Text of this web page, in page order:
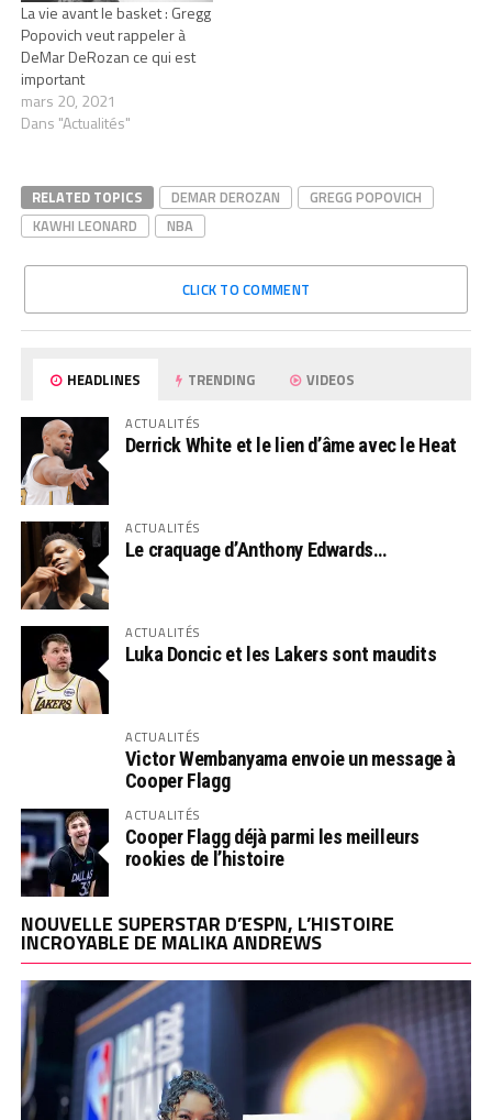
La vie avant le basket : Gregg
Popovich veut rappeler à
DeMar DeRozan ce qui est
important
mars 20, 2021
Dans "Actualités"
RELATED TOPICS DEMAR DEROZAN
GREGG POPOVICH
KAWHI LEONARD
NBA
CLICK TO COMMENT
HEADLINES TRENDING VIDEOS
ACTUALITÉS
Derrick White et le lien d’âme avec le Heat
ACTUALITÉS
Le craquage d’Anthony Edwards…
ACTUALITÉS
Luka Doncic et les Lakers sont maudits
ACTUALITÉS
Victor Wembanyama envoie un message à
Cooper Flagg
ACTUALITÉS
Cooper Flagg déjà parmi les meilleurs
rookies de l’histoire
NOUVELLE SUPERSTAR D’ESPN, L’HISTOIRE
INCROYABLE DE MALIKA ANDREWS